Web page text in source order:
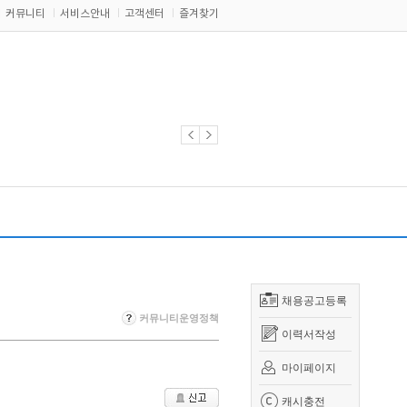
커뮤니티 서비스안내 고객센터 즐겨찾기
채용공고등록
이력서작성
마이페이지
캐시충전
커뮤니티운영정책